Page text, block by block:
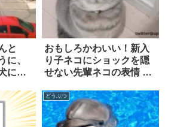
と
に、
にほ
おもしろかわいい！新入
り子ネコにショックを隠
せない先輩ネコの表情 5
どうぶつ